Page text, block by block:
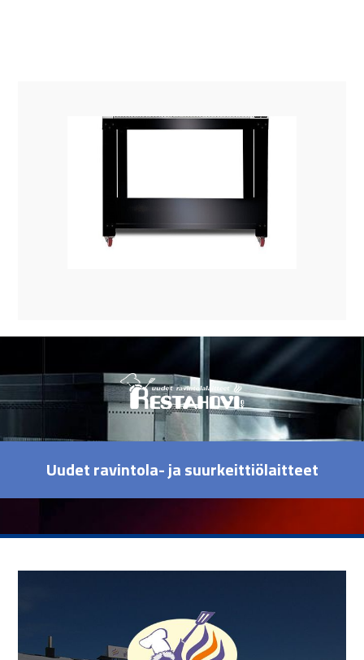
Uudet ravintola- ja suurkeittiölaitteet